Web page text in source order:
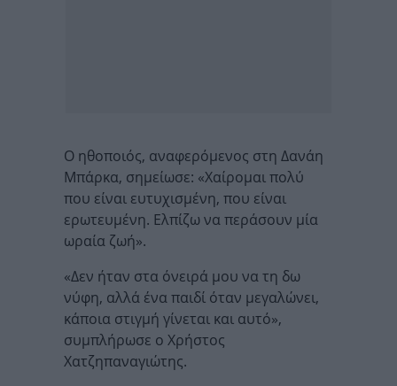
Ο ηθοποιός, αναφερόμενος στη Δανάη
Μπάρκα, σημείωσε: «Χαίρομαι πολύ
που είναι ευτυχισμένη, που είναι
ερωτευμένη. Ελπίζω να περάσουν μία
ωραία ζωή».
«Δεν ήταν στα όνειρά μου να τη δω
νύφη, αλλά ένα παιδί όταν μεγαλώνει,
κάποια στιγμή γίνεται και αυτό»,
συμπλήρωσε ο Χρήστος
Χατζηπαναγιώτης.